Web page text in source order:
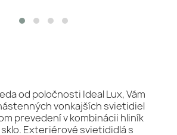
od poločnosti Ideal Lux, Vám
vonkajších svietidiel
prevedení v kombinácii hliník
Exteriérové svietididlá s